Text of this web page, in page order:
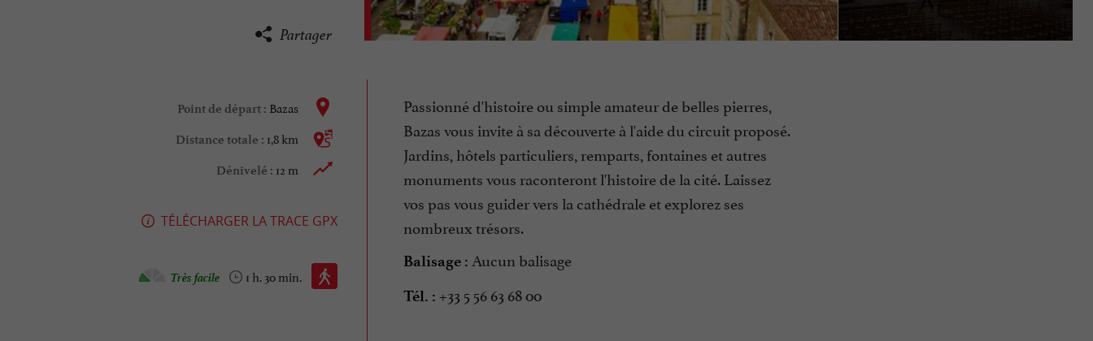
Partager
Point de départ : Bazas
Distance totale : 1,8 km
Dénivelé : 12 m
TÉLÉCHARGER LA TRACE GPX
Marche à pied :
1 h. 30 min.
Très facile
Passionné d'histoire ou simple amateur de belles pierres,
Bazas vous invite à sa découverte à l'aide du circuit proposé.
Jardins, hôtels particuliers, remparts, fontaines et autres
monuments vous raconteront l'histoire de la cité. Laissez
vos pas vous guider vers la cathédrale et explorez ses
nombreux trésors.
Balisage : Aucun balisage
Tél. : +33 5 56 63 68 00